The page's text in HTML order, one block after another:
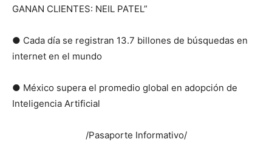
GANAN CLIENTES: NEIL PATEL”
● Cada día se registran 13.7 billones de búsquedas en
internet en el mundo
● México supera el promedio global en adopción de
Inteligencia Artificial
/Pasaporte Informativo/